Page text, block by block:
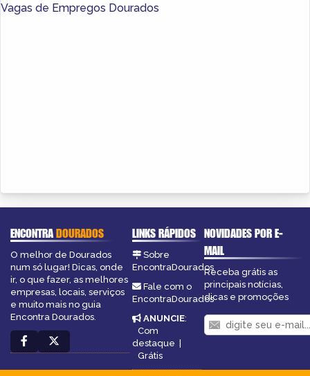
Vagas de Empregos Dourados
ENCONTRADOURADOS
O melhor de Dourados
num só lugar! Dicas, onde
ir, o que fazer, as melhores
empresas, locais, serviços
e muito mais no guia
Encontra Dourados.
LINKS RÁPIDOS
Sobre
EncontraDourados
Fale com o
EncontraDourados
ANUNCIE:
Com
destaque
Grátis
NOVIDADES POR E-
MAIL
Receba grátis as
principais notícias,
dicas e promoções